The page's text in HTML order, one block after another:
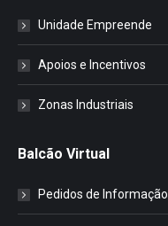
Unidade Empreende
Apoios e Incentivos
Zonas Industriais
Balcão Virtual
Pedidos de Informação